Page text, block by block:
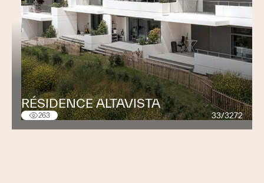
RÉSIDENCE ALTAVISTA
263 33/3272